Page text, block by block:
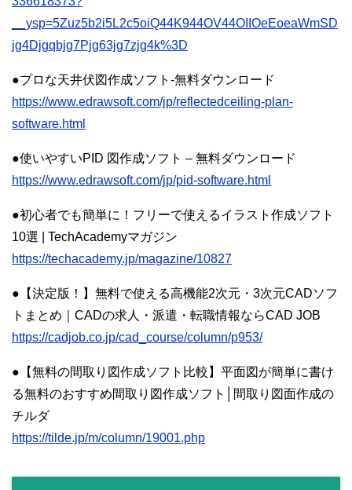
__ysp=5Zuz5b2i5L2c5oiQ44K944OV44OIIOeEoeaWmSD
jg4Djgqbjg7Pjg63jg7zjg4k%3D
●プロな天井伏図作成ソフト-無料ダウンロード
https://www.edrawsoft.com/jp/reflectedceiling-plan-
software.html
●使いやすいPID 図作成ソフト – 無料ダウンロード
https://www.edrawsoft.com/jp/pid-software.html
●初心者でも簡単に！フリーで使えるイラスト作成ソフト
10選 | TechAcademyマガジン
https://techacademy.jp/magazine/10827
●【決定版！】無料で使える高機能2次元・3次元CADソフ
トまとめ｜CADの求人・派遣・転職情報ならCAD JOB
https://cadjob.co.jp/cad_course/column/p953/
●【無料の間取り図作成ソフト比較】平面図が簡単に書け
る無料のおすすめ間取り図作成ソフト│間取り図面作成の
チルダ
https://tilde.jp/m/column/19001.php